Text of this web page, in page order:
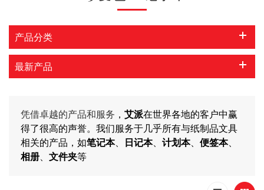
产品分类
最新产品
凭借卓越的产品和服务 ， 艾派在世界各地的客户中赢
得了很高的声誉。我们服务于几乎所有与纸制品文具
相关的产品，如笔记本、 日记本、 计划本、 便签本、
相册
文件夹等